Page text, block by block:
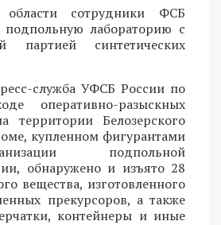
сотрудники ФСБ
подпольную лабораторию с
партией синтетических
служба УФСБ России по
оперативно-разыскных
территории Белозерского
купленном фигурантами
подпольной
обнаружено и изъято 28
вещества, изготовленного
прекурсоров, а также
контейнеры и иные